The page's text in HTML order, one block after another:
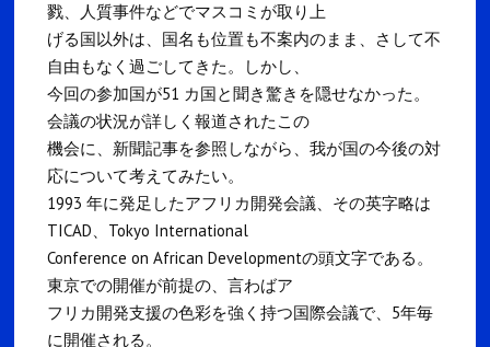
戮、人質事件などでマスコミが取り上
げる国以外は、国名も位置も不案内のまま、さして不
自由もなく過ごしてきた。しかし、
今回の参加国が51 カ国と聞き驚きを隠せなかった。
会議の状況が詳しく報道されたこの
機会に、新聞記事を参照しながら、我が国の今後の対
応について考えてみたい。
1993 年に発足したアフリカ開発会議、その英字略は
TICAD、Tokyo International
Conference on African Developmentの頭文字である。
東京での開催が前提の、言わばア
フリカ開発支援の色彩を強く持つ国際会議で、5年毎
に開催される。